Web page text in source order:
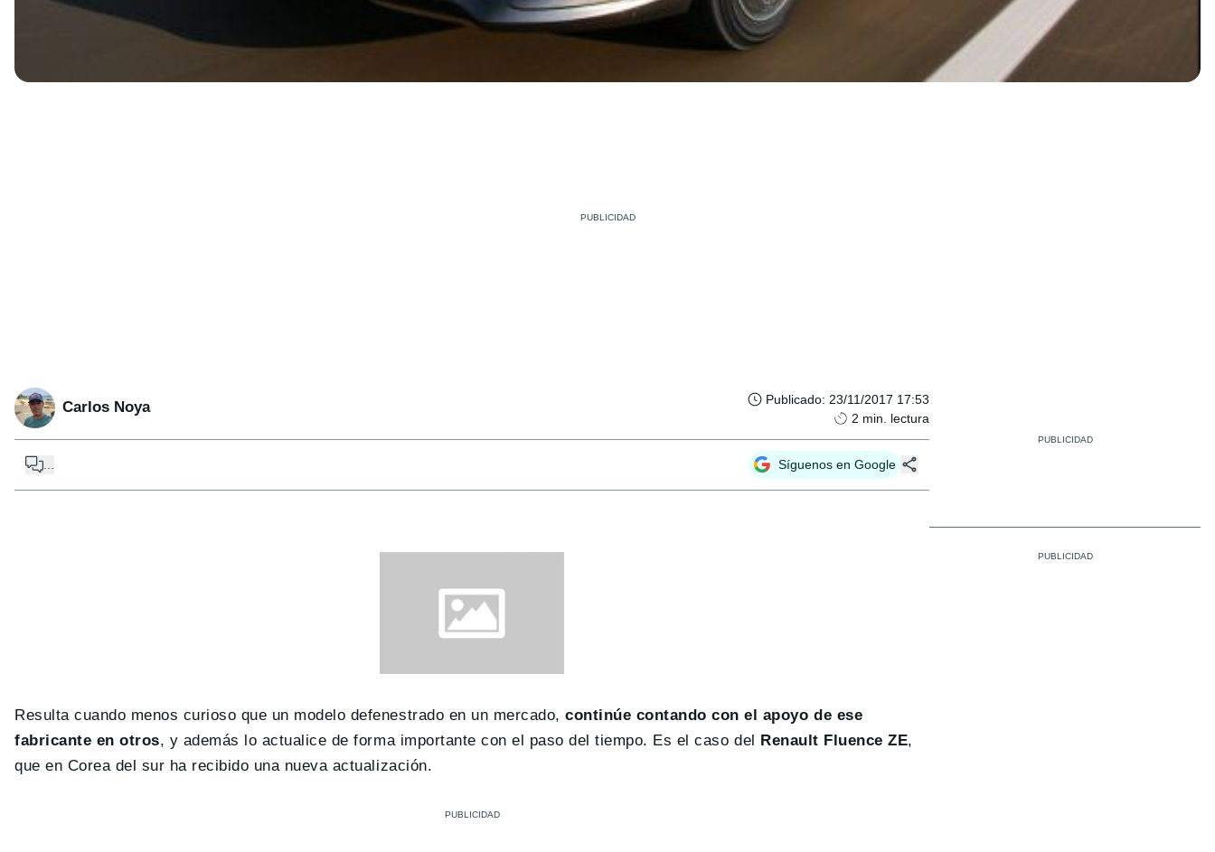
Carlos Noya Publicado: 23/11/2017 17:53
2 min. lectura
Síguenos en Google
Resulta cuando menos curioso que un modelo defenestrado en un mercado,continúe contando con el apoyo de ese
fabricante en otros, y además lo actualice de forma importante con el paso del tiempo. Es el caso del Renault Fluence ZE,
que en Corea del sur ha recibido una nueva actualización.